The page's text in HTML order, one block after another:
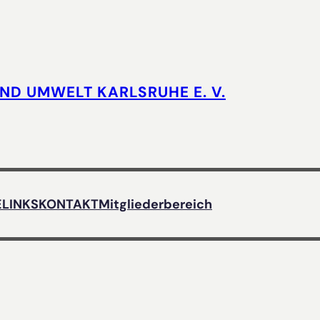
UMWELT KARLSRUHE E. V.
LINKSKONTAKTMitgliederbereich